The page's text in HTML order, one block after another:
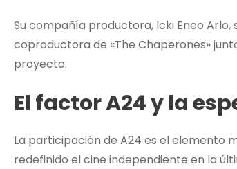
Su compañía productora, Icki Eneo
coproductora de «The Chaperones»
proyecto.
El factor A24 y la
La participación de A24 es el elemento
redefinido el cine independiente en la